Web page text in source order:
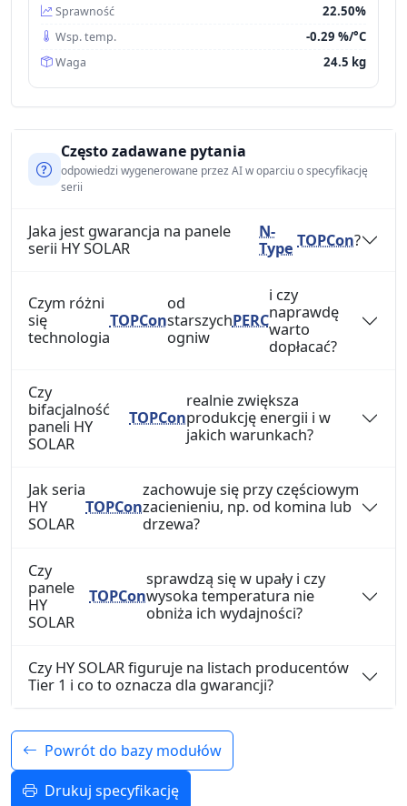
Sprawność
22.50%
Wsp. temp. -0.29 %/°C
Waga 24.5 kg
Często zadawane pytania
odpowiedzi wygenerowane przez AI w oparciu o specyfikację
serii
Jaka jest gwarancja na panele
serii HY SOLAR
N-
Type TOPCon?
Czym różni
się
technologia
TOPCon
od
starszych
ogniw
PERC
i czy
naprawdę
warto
dopłacać?
Czy
bifacjalność
paneli HY
SOLAR
TOPCon
realnie zwiększa
produkcję energii i w
jakich warunkach?
Jak seria
HY
SOLAR
TOPCon
zachowuje się przy częściowym
zacienieniu, np. od komina lub
drzewa?
Czy
panele
HY
SOLAR
TOPCon
sprawdzą się w upały i czy
wysoka temperatura nie
obniża ich wydajności?
Czy HY SOLAR figuruje na listach producentów
Tier 1 i co to oznacza dla gwarancji?
Powrót do bazy modułów
Drukuj specyfikację